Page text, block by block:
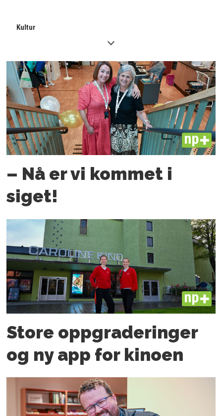
Kultur
PLUS
– Nå er vi kommet i
siget!
PLUS
Store oppgraderinger
og ny app for kinoen